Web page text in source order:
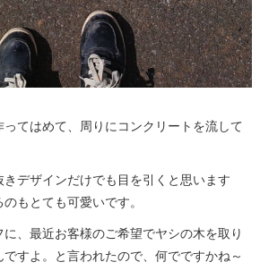
てはめて、周りにコンクリートを流して
デザインだけでも目を引くと思います
もとても可愛いです。
、最近お客様のご希望でヤシの木を取り
すよ。と言われたので、何でですかね～